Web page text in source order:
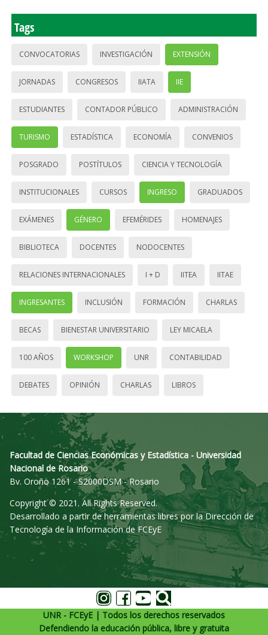
Tags
CONVOCATORIAS INVESTIGACIÓN EXTENSIÓN
JORNADAS CONGRESOS IIATA IIE
ESTUDIANTES CONTADOR PÚBLICO ADMINISTRACIÓN
TURISMO ESTADÍSTICA ECONOMÍA CONVENIOS
POSGRADO POSTÍTULOS CIENCIA Y TECNOLOGÍA
INSTITUCIONALES CURSOS INGRESO GRADUADOS
EXÁMENES GÉNERO EFEMÉRIDES HOMENAJES
BIBLIOTECA DOCENTES NODOCENTES
RELACIONES INTERNACIONALES I + D IITEA IITAE
INGRESANTES INCLUSIÓN FORMACIÓN CHARLAS
BECAS BIENESTAR UNIVERSITARIO LEY MICAELA
100 AÑOS WORKSHOP UNR CONTABILIDAD
DEBATES OPINIÓN CHARLAS LIBROS
Facultad de Ciencias Económicas y Estadística - Universidad
Nacional de Rosario
Bv. Oroño 1261 - S2000DSM - Rosario
Copyright © 2021. All Rights Reserved.
Desarrollado a partir de herramientas libres por la Dirección de
Tecnología de la Información de FCEyE
UNR - FCEyE | Todos los derechos reservados
Defendiendo la educación pública, libre y gratuita